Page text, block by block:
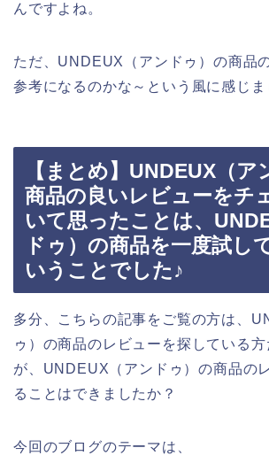
んですよね。
ただ、UNDEUX（アンドゥ）の商品
参考になるのかな～という風に感じま
【まとめ】UNDEUX（ア
商品の良いレビューをチ
いて思ったことは、
ドゥ）の商品を一度試し
いうことでした♪
多分、こちらの記事をご覧の方は、
ゥ）の商品のレビューを探している
が、UNDEUX（アンドゥ）の商品の
ることはできましたか？
今回のブログのテーマは、